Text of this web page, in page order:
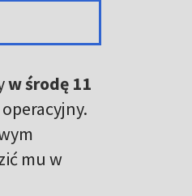
w środę 11
mu w